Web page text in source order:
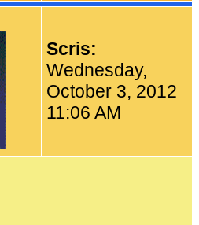
Scris:
Wednesday,
October 3, 2012
11:06 AM